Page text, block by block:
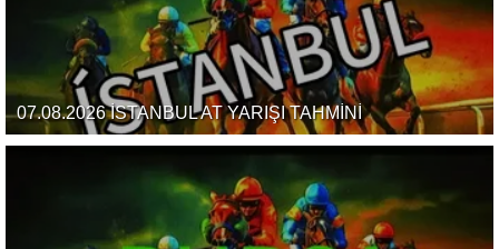
07.08.2026 İSTANBUL AT YARIŞI TAHMİNİ